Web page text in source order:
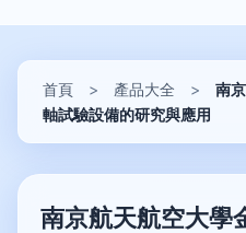
首頁 > 產品大全 >
南
軸試驗設備的研究與應用
南京航天航空大